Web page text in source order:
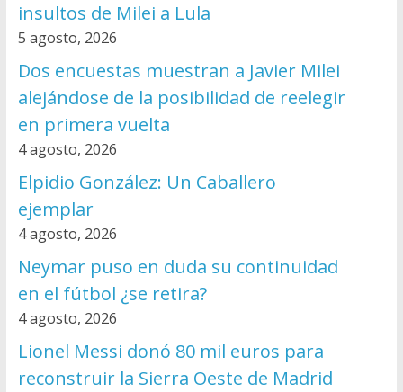
insultos de Milei a Lula
5 agosto, 2026
Dos encuestas muestran a Javier Milei
alejándose de la posibilidad de reelegir
en primera vuelta
4 agosto, 2026
Elpidio González: Un Caballero
ejemplar
4 agosto, 2026
Neymar puso en duda su continuidad
en el fútbol ¿se retira?
4 agosto, 2026
Lionel Messi donó 80 mil euros para
reconstruir la Sierra Oeste de Madrid